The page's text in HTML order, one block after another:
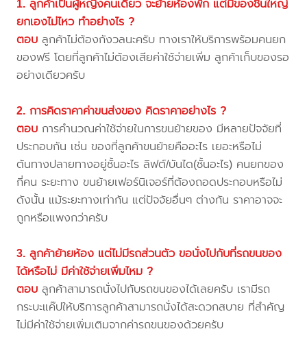
1. ลูกค้าเป็นผู้หญิงคนเดียว จะย้ายห้องพัก แต่มีของชิ้นใหญ่
ยกเองไม่ไหว ทำอย่างไร ?
ตอบ ลูกค้าไม่ต้องกังวลนะครับ ทางเราให้บริการพร้อมคนยก
ของฟรี โดยที่ลูกค้าไม่ต้องเสียค่าใช้จ่ายเพิ่ม ลูกค้าเก็บของรอ
อย่างเดียวครับ
2. การคิดราคาค่าขนส่งของ คิดราคาอย่างไร ?
ตอบ การคำนวณค่าใช้จ่ายในการขนย้ายของ มีหลายปัจจัยที่
ประกอบกัน เช่น ของที่ลูกค้าขนย้ายคืออะไร เยอะหรือไม่
ต้นทางปลายทางอยู่ชั้นอะไร ลิฟต์/บันได(ชั้นอะไร) คนยกของ
กี่คน ระยะทาง ขนย้ายเฟอร์นิเจอร์ที่ต้องถอดประกอบหรือไม่
ดังนั้น แม้ระยะทางเท่ากัน แต่ปัจจัยอื่นๆ ต่างกัน ราคาอาจจะ
ถูกหรือแพงกว่าครับ
3. ลูกค้าย้ายห้อง แต่ไม่มีรถส่วนตัว ขอนั่งไปกับที่รถขนของ
ได้หรือไม่ มีค่าใช้จ่ายเพิ่มไหม ?
ตอบ ลูกค้าสามารถนั่งไปกับรถขนของได้เลยครับ เรามีรถ
กระบะแค๊ปให้บริการลูกค้าสามารถนั่งได้สะดวกสบาย ที่สำคัญ
ไม่มีค่าใช้จ่ายเพิ่มเติมจากค่ารถขนของด้วยครับ